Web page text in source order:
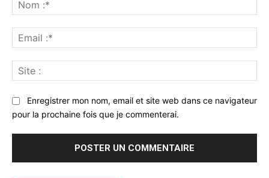
:*
:*
:
Enregistrer mon nom, email et site web dans ce navigateur
pour la prochaine fois que je commenterai.